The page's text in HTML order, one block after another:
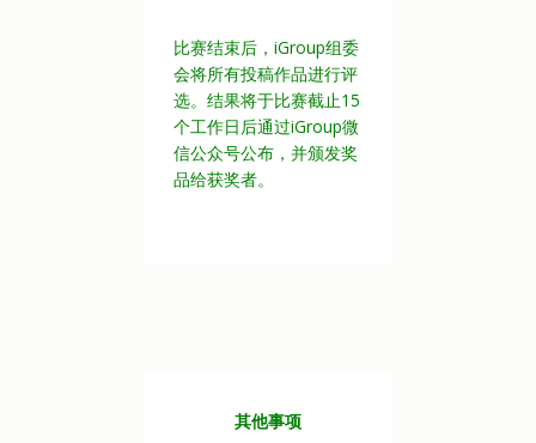
比赛结束后，iGroup组委
会将所有投稿作品进行评
选。结果将于比赛截止15
个工作日后通过iGroup微
信公众号公布，并颁发奖
品给获奖者。
其他事项